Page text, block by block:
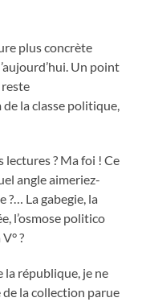
plus concrète
Un point
reste
la classe politique,
? Ma foi ! Ce
angle aimeriez-
?… La gabegie, la
l’osmose politico
?
la république, je ne
la collection parue